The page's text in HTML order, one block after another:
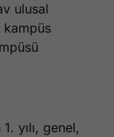
ulusal
kampüs
yılı, genel,